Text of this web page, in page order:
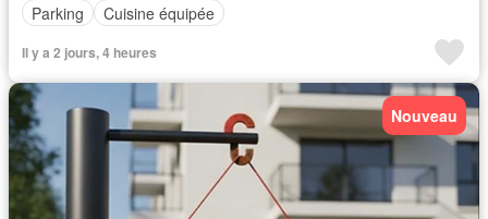
Parking
Cuisine équipée
Il y a 2 jours, 4 heures
Nouveau